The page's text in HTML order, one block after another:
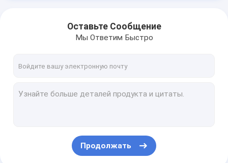
Оставьте Сообщение
Мы Ответим Быстро
Продолжать